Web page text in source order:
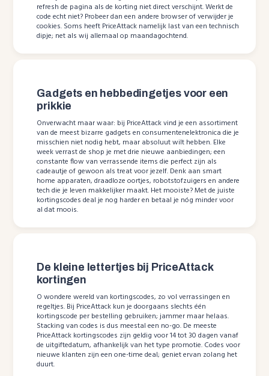
refresh de pagina als de korting niet direct verschijnt. Werkt de
code echt niet? Probeer dan een andere browser of verwijder je
cookies. Soms heeft PriceAttack namelijk last van een technisch
dipje; net als wij allemaal op maandagochtend.
Gadgets en hebbedingetjes voor een
prikkie
Onverwacht maar waar: bij PriceAttack vind je een assortiment
van de meest bizarre gadgets en consumentenelektronica die je
misschien niet nodig hebt, maar absoluut wilt hebben. Elke
week verrast de shop je met drie nieuwe aanbiedingen; een
constante flow van verrassende items die perfect zijn als
cadeautje of gewoon als treat voor jezelf. Denk aan smart
home apparaten, draadloze oortjes, robotstofzuigers en andere
tech die je leven makkelijker maakt. Het mooiste? Met de juiste
kortingscodes deal je nog harder en betaal je nóg minder voor
al dat moois.
De kleine lettertjes bij PriceAttack
kortingen
O wondere wereld van kortingscodes, zo vol verrassingen en
regeltjes. Bij PriceAttack kun je doorgaans slechts één
kortingscode per bestelling gebruiken; jammer maar helaas.
Stacking van codes is dus meestal een no-go. De meeste
PriceAttack kortingscodes zijn geldig voor 14 tot 30 dagen vanaf
de uitgiftedatum, afhankelijk van het type promotie. Codes voor
nieuwe klanten zijn een one-time deal; geniet ervan zolang het
duurt.